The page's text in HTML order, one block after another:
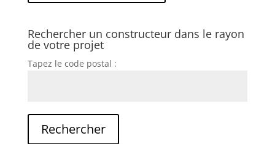
Rechercher un constructeur dans le rayon
de votre projet
Tapez le code postal :